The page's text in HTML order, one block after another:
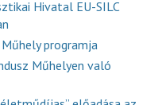
Hivatal EU-SILC
programja
Műhelyen való